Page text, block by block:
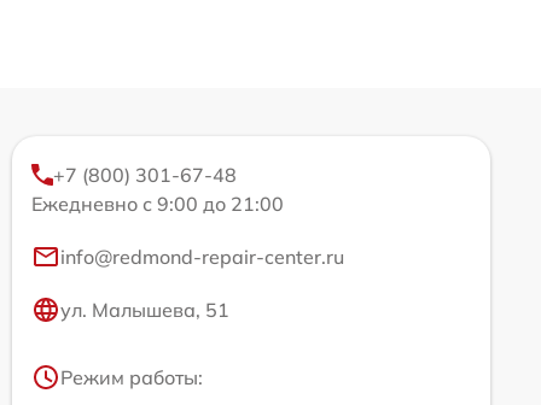
+7 (800) 301-67-48
Ежедневно с 9:00 до 21:00
info@redmond-repair-center.ru
ул. Малышева, 51
Режим работы: